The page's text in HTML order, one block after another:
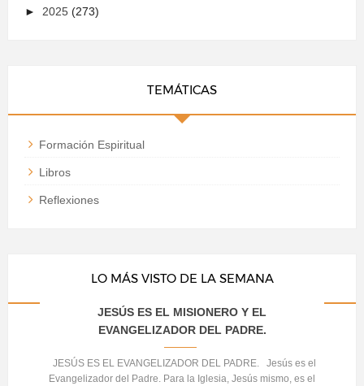
► 2025 (273)
TEMÁTICAS
Formación Espiritual
Libros
Reflexiones
LO MÁS VISTO DE LA SEMANA
JESÚS ES EL MISIONERO Y EL
EVANGELIZADOR DEL PADRE.
JESÚS ES EL EVANGELIZADOR DEL PADRE. Jesús es el
Evangelizador del Padre. Para la Iglesia, Jesús mismo, es el